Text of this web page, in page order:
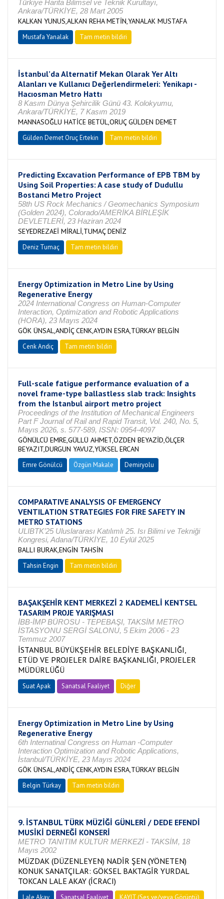
Türkiye Harita Bilimsel ve Teknik Kurultayı,
Ankara/TÜRKİYE, 28 Mart 2005
KALKAN YUNUS,ALKAN REHA METİN,YANALAK MUSTAFA
Mustafa Yanalak Tam metin bildiri
İstanbul’da Alternatif Mekan Olarak Yer Altı
Alanları ve Kullanıcı Değerlendirmeleri: Yenikapı -
Hacıosman Metro Hattı
8 Kasım Dünya Şehircilik Günü 43. Kolokyumu,
Ankara/TÜRKİYE, 7 Kasım 2019
MANNASOĞLU HATİCE BETÜL,ORUÇ GÜLDEN DEMET
Gülden Demet Oruç Ertekin Tam metin bildiri
Predicting Excavation Performance of EPB TBM by
Using Soil Properties: A case study of Dudullu
Bostanci Metro Project
58th US Rock Mechanics / Geomechanics Symposium
(Golden 2024), Colorado/AMERİKA BİRLEŞİK
DEVLETLERİ, 23 Haziran 2024
SEYEDREZAEİ MİRALİ,TUMAÇ DENİZ
Deniz Tumaç Tam metin bildiri
Energy Optimization in Metro Line by Using
Regenerative Energy
2024 International Congress on Human-Computer
Interaction, Optimization and Robotic Applications
(HORA), 23 Mayıs 2024
GÖK ÜNSAL,ANDİÇ CENK,AYDIN ESRA,TÜRKAY BELGİN
Cenk Andiç Tam metin bildiri
Full-scale fatigue performance evaluation of a
novel frame-type ballastless slab track: Insights
from the Istanbul airport metro project
Proceedings of the Institution of Mechanical Engineers
Part F Journal of Rail and Rapid Transit, Vol. 240, No. 5,
Mayıs 2026, s. 577-589, ISSN: 0954-4097
GÖNÜLCÜ EMRE,GÜLLÜ AHMET,ÖZDEN BEYAZİD,ÖLÇER
BEYAZIT,DURGUN YAVUZ,YÜKSEL ERCAN
Emre Gönülcü Özgün Makale Demiryolu
COMPARATIVE ANALYSIS OF EMERGENCY
VENTILATION STRATEGIES FOR FIRE SAFETY IN
METRO STATIONS
ULIBTK’25 Uluslararası Katılımlı 25. Isı Bilimi ve Tekniği
Kongresi, Adana/TÜRKİYE, 10 Eylül 2025
BALLI BURAK,ENGİN TAHSİN
Tahsin Engin Tam metin bildiri
BAŞAKŞEHİR KENT MERKEZİ 2 KADEMELİ KENTSEL
TASARIM PROJE YARIŞMASI
İBB-İMP BÜROSU - TEPEBAŞI, TAKSİM METRO
İSTASYONU SERGİ SALONU, 5 Ekim 2006 - 23
Temmuz 2007
İSTANBUL BÜYÜKŞEHİR BELEDİYE BAŞKANLIĞI,
ETÜD VE PROJELER DAİRE BAŞKANLIĞI, PROJELER
MÜDÜRLÜĞÜ
Suat Apak Sanatsal Faaliyet Diğer
Energy Optimization in Metro Line by Using
Regenerative Energy
6th Internatinal Congress on Human -Computer
Interaction Optimization and Robotic Applications,
İstanbul/TÜRKİYE, 23 Mayıs 2024
GÖK ÜNSAL,ANDİÇ CENK,AYDIN ESRA,TÜRKAY BELGİN
Belgin Türkay Tam metin bildiri
9. İSTANBUL TÜRK MÜZİĞİ GÜNLERİ / DEDE EFENDİ
MUSİKİ DERNEĞİ KONSERİ
METRO TANITIM KÜLTÜR MERKEZİ - TAKSİM, 18
Mayıs 2002
MÜZDAK (DÜZENLEYEN) NADİR ŞEN (YÖNETEN)
KONUK SANATÇILAR: GÖKSEL BAKTAGİR YURDAL
TOKCAN LALE AKAY (İCRACI)
Lale Akay Sanatsal Faaliyet KAYIT (Ses ve/veya Görüntü)